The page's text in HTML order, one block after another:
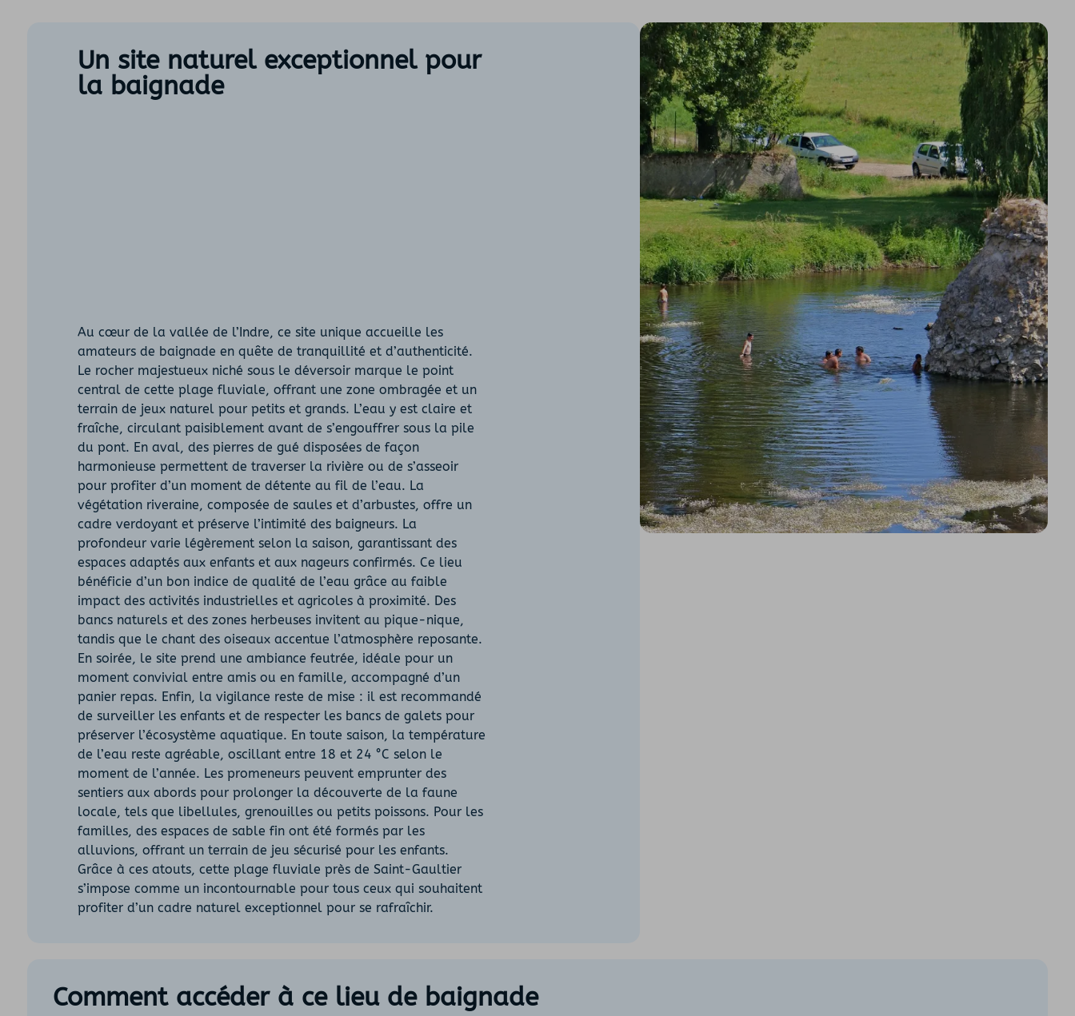
Un site naturel exceptionnel pour
la baignade
Au cœur de la vallée de l’Indre, ce site unique accueille les
amateurs de baignade en quête de tranquillité et d’authenticité.
Le rocher majestueux niché sous le déversoir marque le point
central de cette plage fluviale, offrant une zone ombragée et un
terrain de jeux naturel pour petits et grands. L’eau y est claire et
fraîche, circulant paisiblement avant de s’engouffrer sous la pile
du pont. En aval, des pierres de gué disposées de façon
harmonieuse permettent de traverser la rivière ou de s’asseoir
pour profiter d’un moment de détente au fil de l’eau. La
végétation riveraine, composée de saules et d’arbustes, offre un
cadre verdoyant et préserve l’intimité des baigneurs. La
profondeur varie légèrement selon la saison, garantissant des
espaces adaptés aux enfants et aux nageurs confirmés. Ce lieu
bénéficie d’un bon indice de qualité de l’eau grâce au faible
impact des activités industrielles et agricoles à proximité. Des
bancs naturels et des zones herbeuses invitent au pique-nique,
tandis que le chant des oiseaux accentue l’atmosphère reposante.
En soirée, le site prend une ambiance feutrée, idéale pour un
moment convivial entre amis ou en famille, accompagné d’un
panier repas. Enfin, la vigilance reste de mise : il est recommandé
de surveiller les enfants et de respecter les bancs de galets pour
préserver l’écosystème aquatique. En toute saison, la température
de l’eau reste agréable, oscillant entre 18 et 24 °C selon le
moment de l’année. Les promeneurs peuvent emprunter des
sentiers aux abords pour prolonger la découverte de la faune
locale, tels que libellules, grenouilles ou petits poissons. Pour les
familles, des espaces de sable fin ont été formés par les
alluvions, offrant un terrain de jeu sécurisé pour les enfants.
Grâce à ces atouts, cette plage fluviale près de Saint-Gaultier
s’impose comme un incontournable pour tous ceux qui souhaitent
profiter d’un cadre naturel exceptionnel pour se rafraîchir.
Comment accéder à ce lieu de baignade